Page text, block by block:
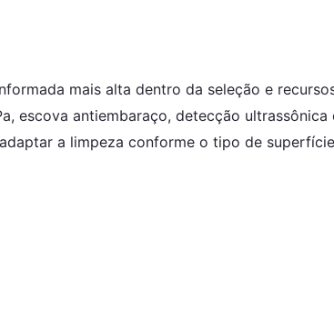
mais alta dentro da seleção e
escova antiembaraço, detecção ultrassônica
a limpeza conforme o tipo de